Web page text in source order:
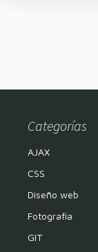
Categorías
AJAX
CSS
Diseño web
Fotografía
GIT